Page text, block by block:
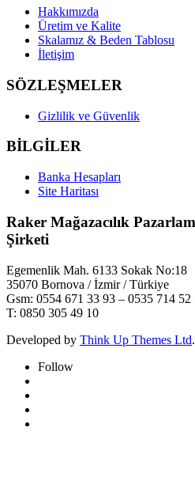
Hakkımızda
Üretim ve Kalite
Skalamız & Beden Tablosu
İletişim
SÖZLEŞMELER
Gizlilik ve Güvenlik
BİLGİLER
Banka Hesapları
Site Haritası
Raker Mağazacılık
Şirketi
Egemenlik Mah. 6133 Sokak No:18
35070 Bornova / İzmir / Türkiye
Gsm: 0554 671 33 93 – 0535 714 52
T: 0850 305 49 10
Developed by Think Up Themes Ltd
Follow